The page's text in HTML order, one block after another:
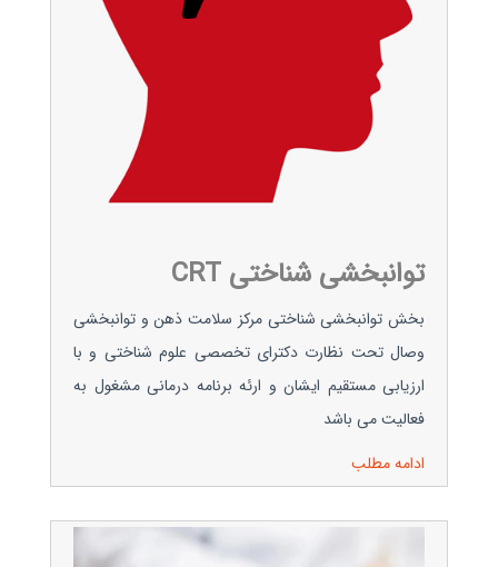
توانبخشی شناختی CRT
بخش توانبخشی شناختی مرکز سلامت ذهن و توانبخشی
وصال تحت نظارت دکترای تخصصی علوم شناختی و با
ارزیابی مستقیم ایشان و ارئه برنامه درمانی مشغول به
فعالیت می باشد
ادامه مطلب